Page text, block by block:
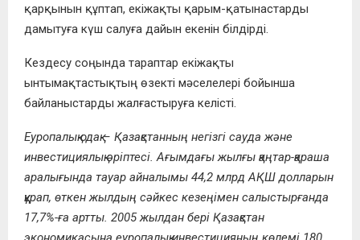
қарқынын құптап, екіжақты қарым-қатынастарды
дамытуға күш салуға дайын екенін білдірді.
Кездесу соңында тараптар екіжақты
ынтымақтастықтың өзекті мәселелері бойынша
байланыстарды жалғастыруға келісті.
Еуропалық одақ – Қазақстанның негізгі сауда және
инвестициялық әріптесі. Ағымдағы жылғы қаңтар-қараша
аралығында тауар айналымы 44,2 млрд АҚШ долларын
құрап, өткен жылдың сәйкес кезеңімен салыстырғанда
17,7%-ға артты. 2005 жылдан бері Қазақстан